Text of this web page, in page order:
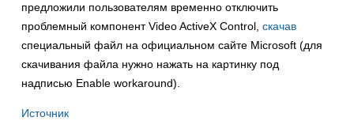
предложили пользователям временно отключить
проблемный компонент Video ActiveX Control, скачав
специальный файл на официальном сайте Microsoft (для
скачивания файла нужно нажать на картинку под
надписью Enable workaround).
Источник